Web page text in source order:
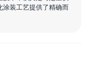
涂装工艺提供了精确而